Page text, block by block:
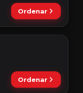
Ordenar
Ordenar